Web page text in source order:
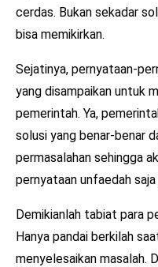
cerdas. Bukan sekadar
bisa memikirkan.
Sejatinya, pernyataan-
yang disampaikan untuk
pemerintah. Ya,
solusi yang benar-benar
permasalahan sehingga
pernyataan unfaedah
Demikianlah tabiat para
Hanya pandai berkilah
menyelesaikan masalah.